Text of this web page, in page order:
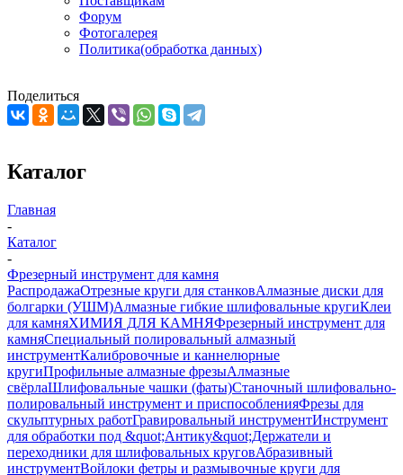
Форум
Фотогалерея
Политика(обработка данных)
Поделиться
Каталог
Главная
-
Каталог
-
Фрезерный инструмент для камня
РаспродажаОтрезные круги для станковАлмазные диски для
болгарки (УШМ)Алмазные гибкие шлифовальные кругиКлеи
для камняХИМИЯ ДЛЯ КАМНЯФрезерный инструмент для
камняСпециальный полировальный алмазный
инструментКалибровочные и каннелюрные
кругиПрофильные алмазные фрезыАлмазные
свёрлаШлифовальные чашки (фаты)Станочный шлифовально-
полировальный инструмент и приспособленияФрезы для
скульптурных работГравировальный инструментИнструмент
для обработки под &quot;Антику&quot;Держатели и
переходники для шлифовальных круговАбразивный
инструментВойлоки фетры и размывочные круги для